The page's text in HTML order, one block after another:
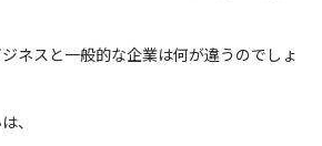
ネスと一般的な企業は何が違うのでしょ
、